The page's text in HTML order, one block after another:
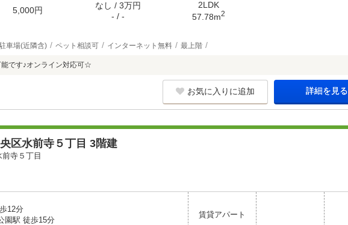
5,000円
なし / 3万円
- / -
2LDK
57.78m2
車場(近隣含) ペット相談可 インターネット無料 最上階
です♪オンライン対応可☆
お気に入りに追加 詳細を見る
区水前寺５丁目 3階建
寺５丁目
12分
園駅 徒歩15分
賃貸アパート